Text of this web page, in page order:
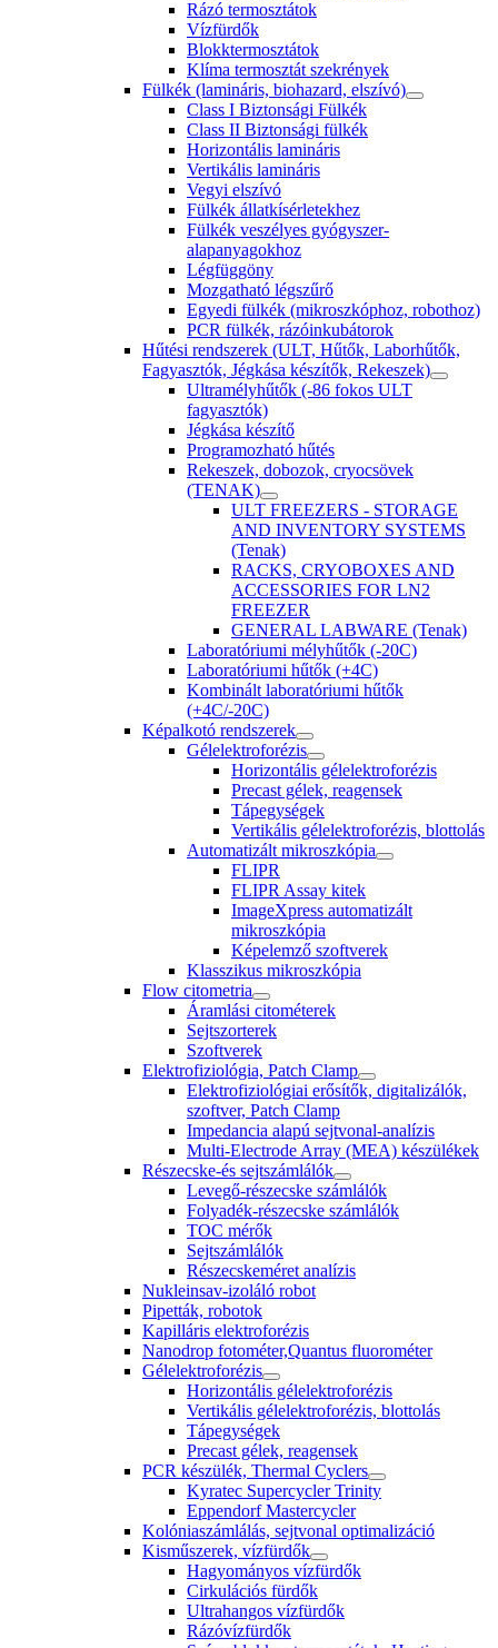
Rázó termosztátok
Vízfürdők
Blokktermosztátok
Klíma termosztát szekrények
Fülkék (lamináris, biohazard, elszívó)
Class I Biztonsági Fülkék
Class II Biztonsági fülkék
Horizontális lamináris
Vertikális lamináris
Vegyi elszívó
Fülkék állatkísérletekhez
Fülkék veszélyes gyógyszer-
alapanyagokhoz
Légfüggöny
Mozgatható légszűrő
Egyedi fülkék (mikroszkóphoz, robothoz)
PCR fülkék, rázóinkubátorok
Hűtési rendszerek (ULT, Hűtők, Laborhűtők,
Fagyasztók, Jégkása készítők, Rekeszek)
Ultramélyhűtők (-86 fokos ULT
fagyasztók)
Jégkása készítő
Programozható hűtés
Rekeszek, dobozok, cryocsövek
(TENAK)
ULT FREEZERS - STORAGE
AND INVENTORY SYSTEMS
(Tenak)
RACKS, CRYOBOXES AND
ACCESSORIES FOR LN2
FREEZER
GENERAL LABWARE (Tenak)
Laboratóriumi mélyhűtők (-20C)
Laboratóriumi hűtők (+4C)
Kombinált laboratóriumi hűtők
(+4C/-20C)
Képalkotó rendszerek
Gélelektroforézis
Horizontális gélelektroforézis
Precast gélek, reagensek
Tápegységek
Vertikális gélelektroforézis, blottolás
Automatizált mikroszkópia
FLIPR
FLIPR Assay kitek
ImageXpress automatizált
mikroszkópia
Képelemző szoftverek
Klasszikus mikroszkópia
Flow citometria
Áramlási citométerek
Sejtszorterek
Szoftverek
Elektrofiziológia, Patch Clamp
Elektrofiziológiai erősítők, digitalizálók,
szoftver, Patch Clamp
Impedancia alapú sejtvonal-analízis
Multi-Electrode Array (MEA) készülékek
Részecske-és sejtszámlálók
Levegő-részecske számlálók
Folyadék-részecske számlálók
TOC mérők
Sejtszámlálók
Részecskeméret analízis
Nukleinsav-izoláló robot
Pipetták, robotok
Kapilláris elektroforézis
Nanodrop fotométer,Quantus fluorométer
Gélelektroforézis
Horizontális gélelektroforézis
Vertikális gélelektroforézis, blottolás
Tápegységek
Precast gélek, reagensek
PCR készülék, Thermal Cyclers
Kyratec Supercycler Trinity
Eppendorf Mastercycler
Kolóniaszámlálás, sejtvonal optimalizáció
Kisműszerek, vízfürdők
Hagyományos vízfürdők
Cirkulációs fürdők
Ultrahangos vízfürdők
Rázóvízfürdők